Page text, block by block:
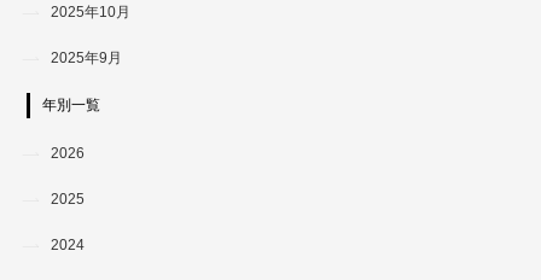
2025年10月
2025年9月
年別一覧
2026
2025
2024